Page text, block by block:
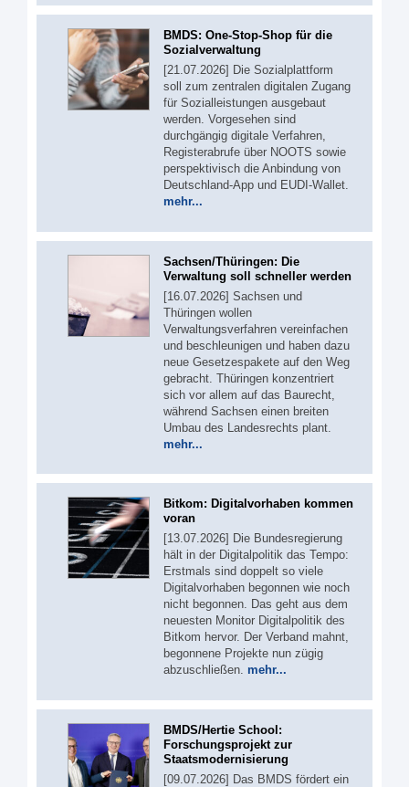
BMDS: One-Stop-Shop für die
Sozialverwaltung
[21.07.2026] Die Sozialplattform
soll zum zentralen digitalen Zugang
für Sozialleistungen ausgebaut
werden. Vorgesehen sind
durchgängig digitale Verfahren,
Registerabrufe über NOOTS sowie
perspektivisch die Anbindung von
Deutschland-App und EUDI-Wallet.
mehr...
Sachsen/Thüringen: Die
Verwaltung soll schneller werden
[16.07.2026] Sachsen und
Thüringen wollen
Verwaltungsverfahren vereinfachen
und beschleunigen und haben dazu
neue Gesetzespakete auf den Weg
gebracht. Thüringen konzentriert
sich vor allem auf das Baurecht,
während Sachsen einen breiten
Umbau des Landesrechts plant.
mehr...
Bitkom: Digitalvorhaben kommen
voran
[13.07.2026] Die Bundesregierung
hält in der Digitalpolitik das Tempo:
Erstmals sind doppelt so viele
Digitalvorhaben begonnen wie noch
nicht begonnen. Das geht aus dem
neuesten Monitor Digitalpolitik des
Bitkom hervor. Der Verband mahnt,
begonnene Projekte nun zügig
abzuschließen. mehr...
BMDS/Hertie School:
Forschungsprojekt zur
Staatsmodernisierung
[09.07.2026] Das BMDS fördert ein